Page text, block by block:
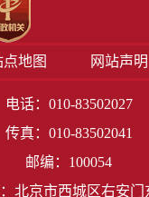
点地图 网站声明
电话：010-83502027
传真：010-83502041
邮编：100054
北京市西城区右安门